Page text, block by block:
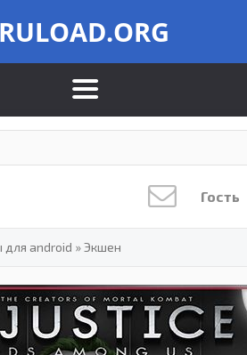
RULOAD.ORG
Гость
для android »Экшен